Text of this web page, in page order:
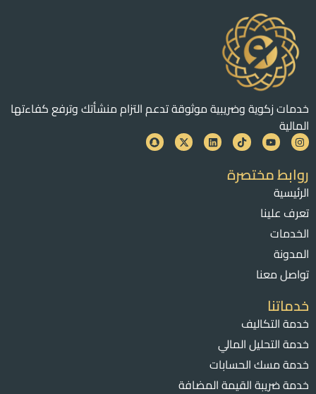
خدمات زكوية وضريبية موثوقة تدعم التزام منشأتك وترفع كفاءتها
المالية
روابط مختصرة
الرئيسية
تعرف علينا
الخدمات
المدونة
تواصل معنا
خدماتنا
خدمة التكاليف
خدمة التحليل المالي
خدمة مسك الحسابات
خدمة ضريبة القيمة المضافة